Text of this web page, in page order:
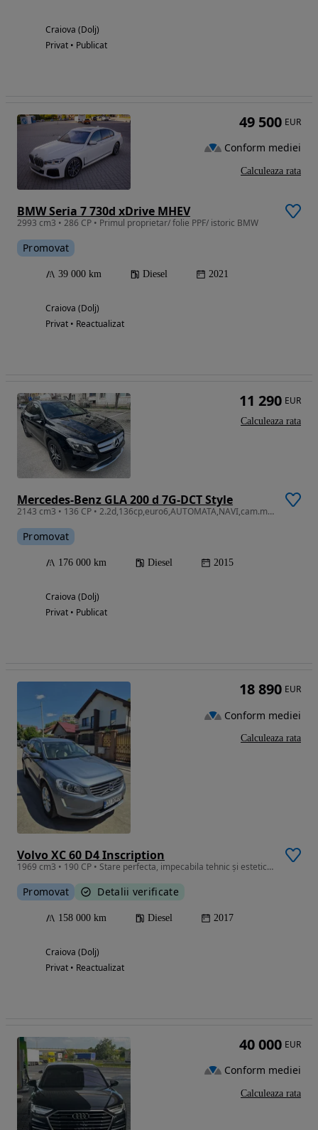
Craiova (Dolj)
Privat • Publicat
BMW Seria 7 730d xDrive MHEV
2993 cm3 • 286 CP • Primul proprietar/ folie PPF/ istoric BMW
Promovat
39 000 km Diesel 2021
Craiova (Dolj)
Privat • Reactualizat
49 500 EUR
Conform mediei
Calculeaza rata
Mercedes-Benz GLA 200 d 7G-DCT Style
2143 cm3 • 136 CP • 2.2d,136cp,euro6,AUTOMATA,NAVI,cam.marsarier,unic prop,2 chei,km REALI
Promovat
176 000 km Diesel 2015
Craiova (Dolj)
Privat • Publicat
11 290 EUR
Calculeaza rata
Volvo XC 60 D4 Inscription
1969 cm3 • 190 CP • Stare perfecta, impecabila tehnic și estetic, revizii la 10000 km
Promovat Detalii verificate
158 000 km Diesel 2017
Craiova (Dolj)
Privat • Reactualizat
18 890 EUR
Conform mediei
Calculeaza rata
40 000 EUR
Conform mediei
Calculeaza rata